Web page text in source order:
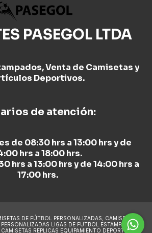
PASEGOL LTDA
Venta de Camisetas y
Deportivos.
de atención:
de 08:30 hrs a 13:00 hrs y de
hrs a 18:00 hrs.
hrs a 13:00 hrs y de 14:00 hrs a
17:00 hrs.
DE FÚTBOL PERSONALIZADAS, CAMISETAS
LIGAS DE FUTBOL ESTAMPADO DE
REPLICAS EQUIPAMIENTO DEPORTIVO y